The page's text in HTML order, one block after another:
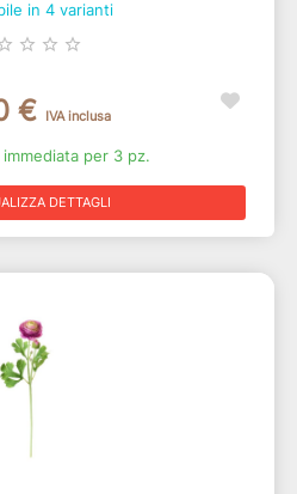
in 4 varianti
star_border star_border star_border
€ IVA inclusa
per 3 pz.
DETTAGLI